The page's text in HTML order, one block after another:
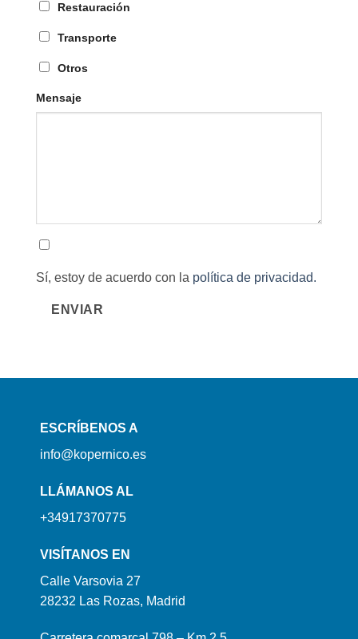
Restauración
Transporte
Otros
Mensaje
Sí, estoy de acuerdo con la política de privacidad.
ENVIAR
ESCRÍBENOS A
info@kopernico.es
LLÁMANOS AL
+34917370775
VISÍTANOS EN
Calle Varsovia 27
28232 Las Rozas, Madrid